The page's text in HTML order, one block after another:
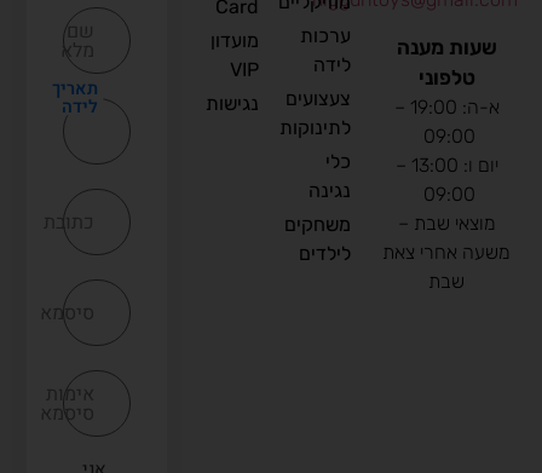
שעות מענה
טלפוני
א-ה: 19:00 –
09:00
יום ו: 13:00 –
09:00
מוצאי שבת –
אחרי צאת
ערכות
צעצועים
לתינוקות
נגינה
משחקים
לילדים
Card
מועדון
נגישות
שם
מלא
תאריך
לידה
כתובת
סיסמא
אימות
סיסמא